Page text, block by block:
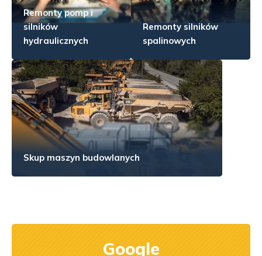
Remonty pomp i
silników
hydraulicznych
Remonty silników
spalinowych
Skup maszyn budowlanych
Google